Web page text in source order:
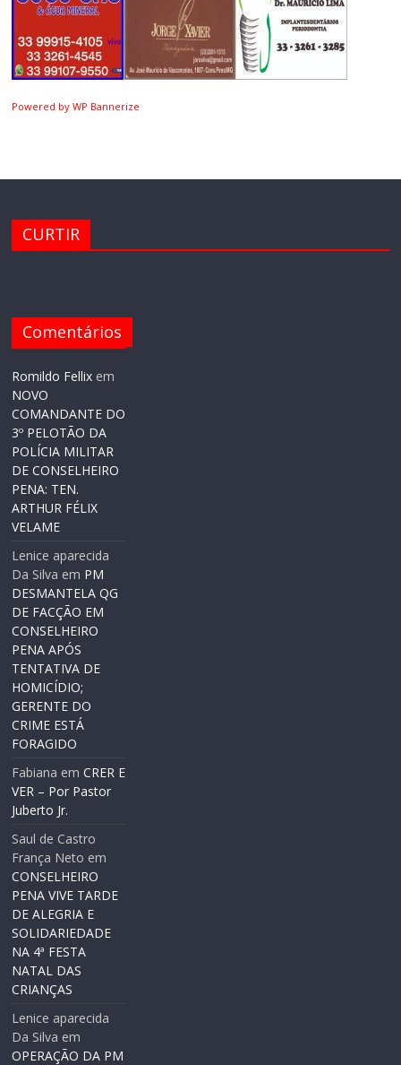
Powered by WP Bannerize
CURTIR
Comentários
Romildo Fellix em
NOVO
COMANDANTE DO
3º PELOTÃO DA
POLÍCIA MILITAR
DE CONSELHEIRO
PENA: TEN.
ARTHUR FÉLIX
VELAME
Lenice aparecida
Da Silva em PM
DESMANTELA QG
DE FACÇÃO EM
CONSELHEIRO
PENA APÓS
TENTATIVA DE
HOMICÍDIO;
GERENTE DO
CRIME ESTÁ
FORAGIDO
Fabiana emCRER E
VER – Por Pastor
Juberto Jr.
Saul de Castro
França Neto em
CONSELHEIRO
PENA VIVE TARDE
DE ALEGRIA E
SOLIDARIEDADE
NA 4ª FESTA
NATAL DAS
CRIANÇAS
Lenice aparecida
Da Silva em
OPERAÇÃO DA PM